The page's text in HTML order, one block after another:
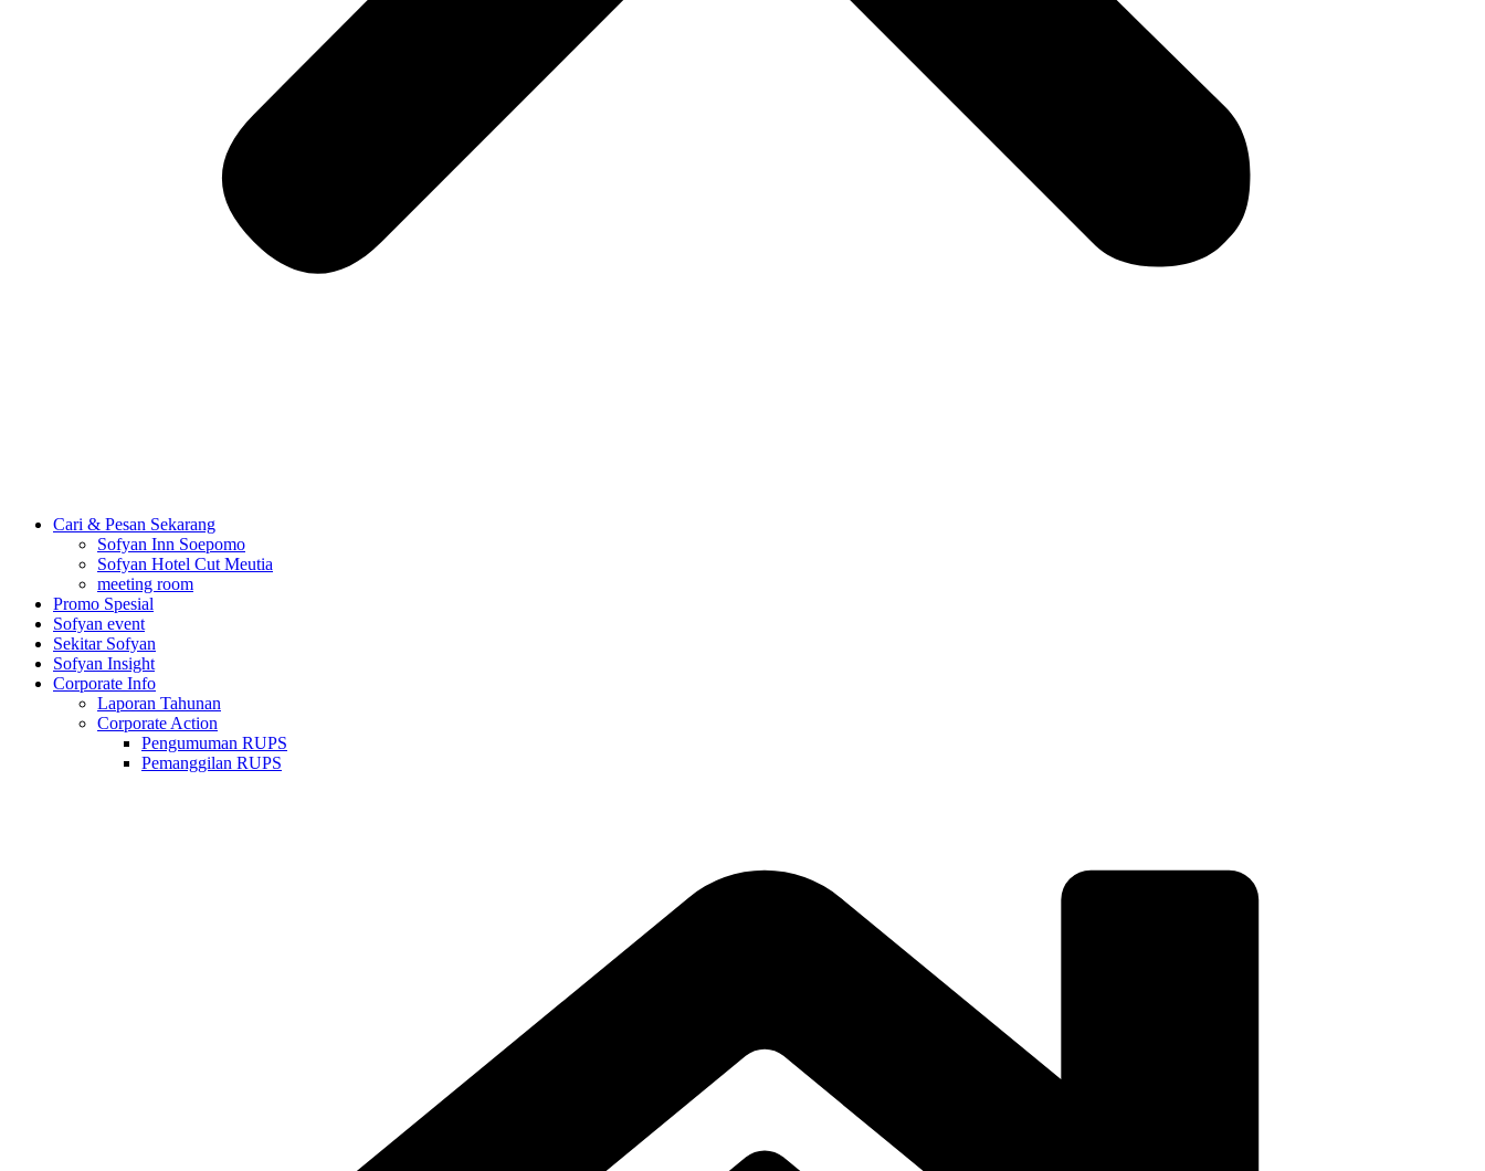
Cari & Pesan Sekarang
Sofyan Inn Soepomo
Sofyan Hotel Cut Meutia
meeting room
Promo Spesial
Sofyan event
Sekitar Sofyan
Sofyan Insight
Corporate Info
Laporan Tahunan
Corporate Action
Pengumuman RUPS
Pemanggilan RUPS